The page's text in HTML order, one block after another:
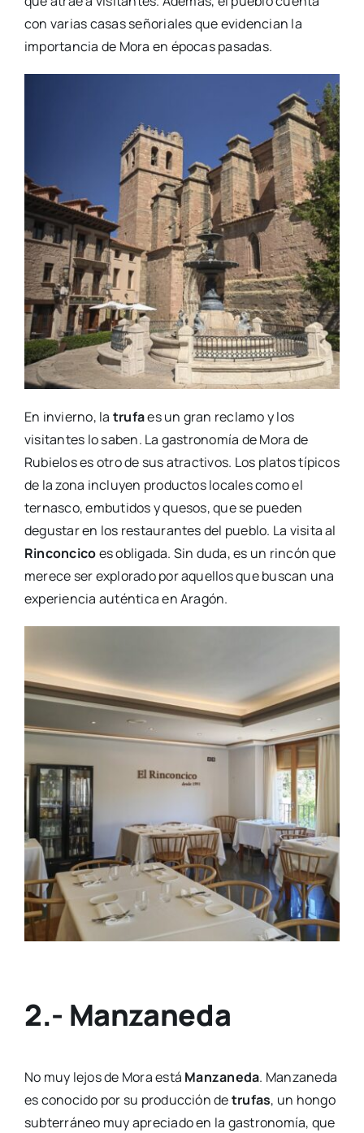
con varias casas señoriales que evidencian la
importancia de Mora en épocas pasadas.
En invierno, la trufaes un gran reclamo y los
visitantes lo saben. La gastronomía de Mora de
Rubielos es otro de sus atractivos. Los platos típicos
de la zona incluyen productos locales como el
ternasco, embutidos y quesos, que se pueden
degustar en los restaurantes del pueblo. La visita al
Rinconcicoes obligada. Sin duda, es un rincón que
merece ser explorado por aquellos que buscan una
experiencia auténtica en Aragón.
2.- Manzaneda
No muy lejos de Mora está Manzaneda. Manzaneda
es conocido por su producción detrufas, un hongo
subterráneo muy apreciado en la gastronomía, que